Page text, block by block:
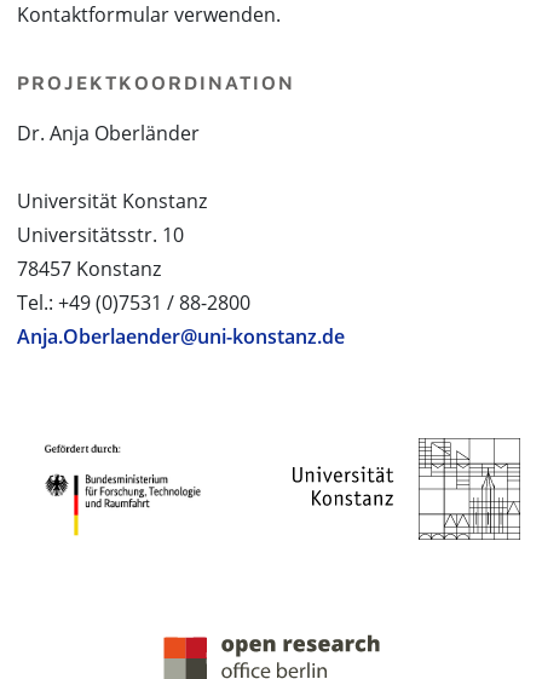
Kontaktformular verwenden.
PROJEKTKOORDINATION
Dr. Anja Oberländer
Universität Konstanz
Universitätsstr. 10
78457 Konstanz
Tel.: +49 (0)7531 / 88-2800
Anja.Oberlaender@uni-konstanz.de